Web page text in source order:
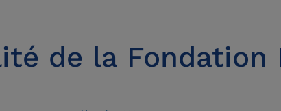
de la Fondation